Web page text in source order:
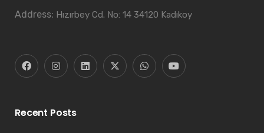
Address: Hızırbey Cd. No: 14 34120 Kadıkoy
Recent Posts